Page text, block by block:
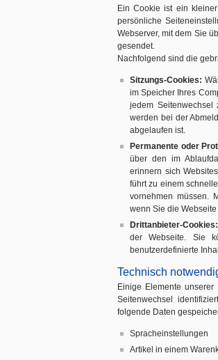
Ein Cookie ist ein
persönliche
Webserver, mit dem Sie
gesendet.
Nachfolgend sind die
Sitzungs-Cookies:
im Speicher Ihres
jedem Seitenwechsel
werden bei der
abgelaufen ist.
Permanente oder
über den im
erinnern sich
führt zu einem
vornehmen müssen.
wenn Sie die
Drittanbieter-Cookies:
der Webseite. Sie
benutzerdefinierte
Technisch
Einige Elemente
Seitenwechsel
folgende Daten
Spracheinstellungen
Artikel in einem